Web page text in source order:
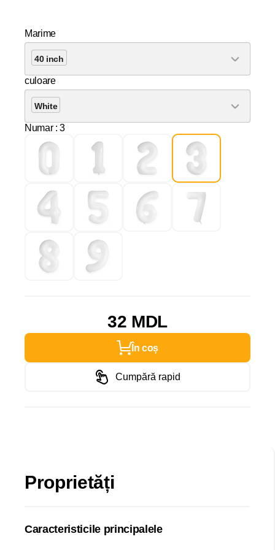
Marime
40 inch
culoare
White
Numar : 3
32 MDL
În coș
Cumpără rapid
Proprietăți
Caracteristicile principalele